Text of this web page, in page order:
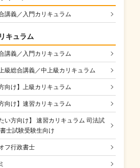
講義／入門カリキュラム
キュラム
講義／入門カリキュラム
級総合講義／中上級カリキュラム
向け】上級カリキュラム
向け】速習カリキュラム
い方向け】 速習カリキュラム 司法試
士試験受験生向け
フ行政書士